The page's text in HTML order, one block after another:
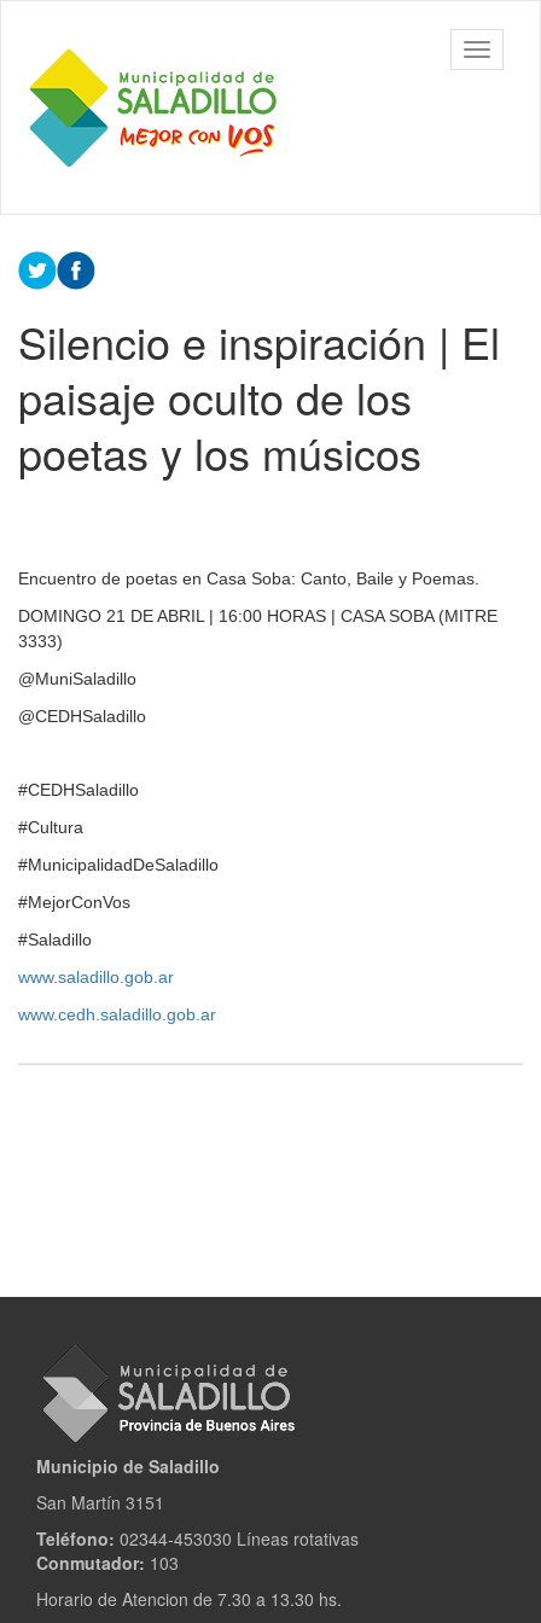
contenido
principal
Municipalidad
de Saladillo
barra
Contenido
principal
Silencio e inspiración | El
paisaje oculto de los
poetas y los músicos
Encuentro de poetas en Casa Soba: Canto, Baile y Poemas.
DOMINGO 21 DE ABRIL | 16:00 HORAS | CASA SOBA (MITRE
3333)
@MuniSaladillo
@CEDHSaladillo
#CEDHSaladillo
#Cultura
#MunicipalidadDeSaladillo
#MejorConVos
#Saladillo
www.saladillo.gob.ar
www.cedh.saladillo.gob.ar
Municipio de Saladillo
San Martín 3151
Teléfono: 02344-453030 Líneas rotativas
Conmutador: 103
Horario de Atencion de 7.30 a 13.30 hs.